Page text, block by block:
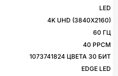
LED
4K UHD (3840X2160)
60 ГЦ
40 PPCM
1073741824 ЦВЕТА 30 БИТ
EDGE LED